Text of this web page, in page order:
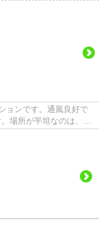
ョンです。通風良好で
場所が平坦なのは、ラ